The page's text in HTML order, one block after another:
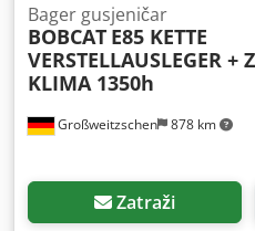
Großweitzschen 878 km
Bager gusjeničar
BOBCAT E85 KETTE
VERSTELLAUSLEGER +
KLIMA 1350h
Zatraži